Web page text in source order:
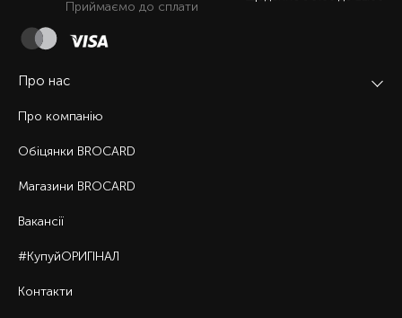
Про нас
Про компанію
Обіцянки BROCARD
Магазини BROCARD
Вакансії
#КупуйОРИГІНАЛ
Контакти
Приймаємо до сплати